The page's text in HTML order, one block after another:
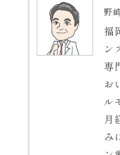
野
福
ン
専
お
ル
月
み